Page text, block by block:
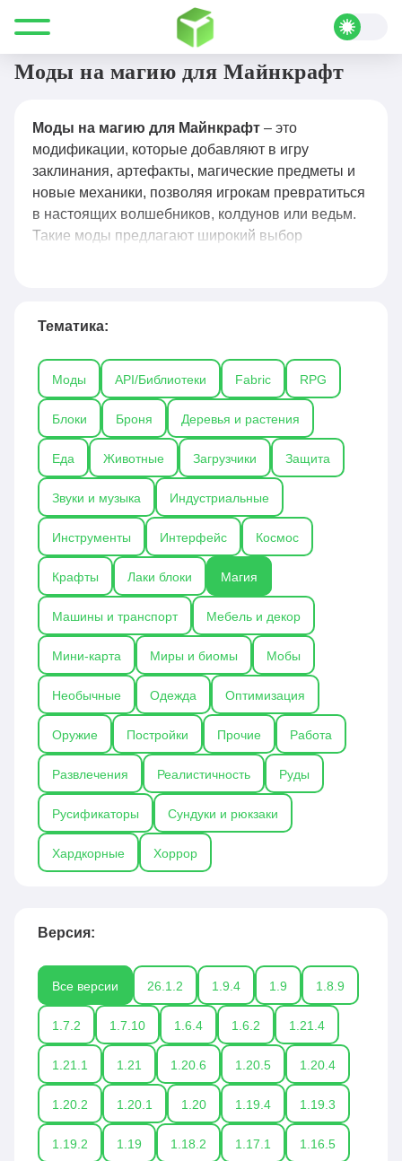
Все для Minecraft Магия
Моды на магию для Майнкрафт
Моды на магию для Майнкрафт – это
модификации, которые добавляют в игру
заклинания, артефакты, магические предметы и
новые механики, позволяя игрокам превратиться
в настоящих волшебников, колдунов или ведьм.
Такие моды предлагают широкий выбор
похожим на фэнтезийную RPG. Популярные
Witchery, Botania и Electroblob’s Wizardry,
добавляют уникальные магические системы,
новые биомы, мобы и возможности для крафта,
делая мир Майнкрафта ещё более атмосферным
и захватывающим.
Тематика:
Моды API/Библиотеки Fabric RPG
Блоки Броня Деревья и растения
Еда Животные Загрузчики Защита
Звуки и музыка Индустриальные
Инструменты Интерфейс Космос
Крафты Лаки блоки Магия
Машины и транспорт Мебель и декор
Мини-карта Миры и биомы Мобы
Необычные Одежда Оптимизация
Оружие Постройки Прочие Работа
Развлечения Реалистичность Руды
Русификаторы Сундуки и рюкзаки
Хардкорные Хоррор
Версия:
Все версии 26.1.2 1.9.4 1.9 1.8.9
1.7.2 1.7.10 1.6.4 1.6.2 1.21.4
1.21.1 1.21 1.20.6 1.20.5 1.20.4
1.20.2 1.20.1 1.20 1.19.4 1.19.3
1.19.2 1.19 1.18.2 1.17.1 1.16.5